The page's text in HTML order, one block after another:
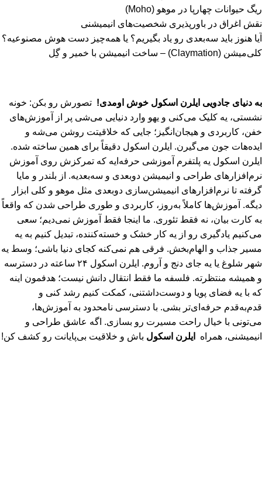
ریگ حیوانات چهارپا در موهو (Moho)
نقش اغراق در باورپذیری شخصیت‌های انیمیشنی
آیا هنوز باید سه‌بعدی‌ رو یاد بگیریم؟ یا همه‌چیز دست هوش مصنوعیه؟
کلی‌میشن (Claymation) – ساخت انیمیشن با خمیر و گِل
به دنیای جادویی ایلرن اسکول خوش اومدی! تصورش رو بکن: خونه
نشستی، یه کلیک می‌کنی و یهو وارد دنیایی می‌شی پر از آموزش‌های
خفن، کاربردی و هیجان‌انگیز؛ جایی که خلاقیتت روشن می‌شه و
ایده‌هات جون می‌گیرن. ایلرن اسکول دقیقاً برای همین ساخته شده.
ایلرن اسکول یه پلتفرم آموزشی حرفه‌ایه که تمرکزش روی آموزش
نرم‌افزارهای طراحی و انیمیشن دو‌بعدی و سه‌بعدیه. از بلندر و مایا
گرفته تا نرم‌افزارهای انیمیشن‌سازی دوبعدی مثل موهو و کلی ابزار
دیگه. آموزش‌ها کاملاً به‌روز، کاربردی و طوری طراحی شدن که واقعاً
به کارت بیان، نه فقط تئوری. ما اینجا فقط آموزش نمی‌دیم؛ سعی
می‌کنیم یادگیری رو از یه کار خشک و خسته‌کننده، تبدیل کنیم به یه
مسیر جذاب و الهام‌بخش. فرقی هم نمی‌کنه کجای دنیا باشی؛ وسط یه
شهر شلوغ یا یه جای دنج و آروم. ایلرن اسکول ۲۴ ساعته در دسترسه
و همیشه منتظرته. فلسفه ما فقط انتقال دانش نیست؛ هدفمون اینه
که با یه فضای پویا و دوست‌داشتنی، کمکت کنیم رشد کنی و
قدم‌به‌قدم حرفه‌ای‌تر بشی. با دسترسی نامحدود به آموزش‌ها،
می‌تونی با خیال راحت مسیرت رو بسازی. اگه عاشق طراحی و
انیمیشنی، همراه
ایلرن اسکول باش و خلاقیت بی‌پایانت رو کشف کن!